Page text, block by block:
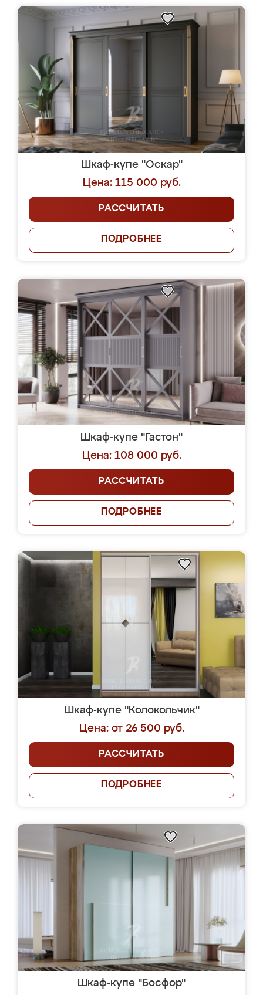
Шкаф-купе "Оскар"
Цена: 115 000 руб.
РАССЧИТАТЬ
ПОДРОБНЕЕ
Шкаф-купе "Гастон"
Цена: 108 000 руб.
РАССЧИТАТЬ
ПОДРОБНЕЕ
Шкаф-купе "Колокольчик"
Цена: от 26 500 руб.
РАССЧИТАТЬ
ПОДРОБНЕЕ
Шкаф-купе "Босфор"